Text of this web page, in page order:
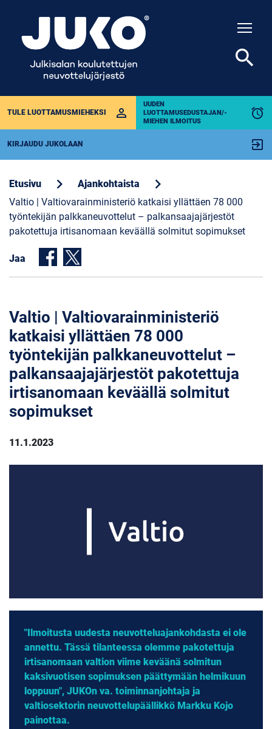
TULE LUOTTAMUSMIEHEKSI perm_identity
UUDEN
LUOTTAMUSEDUSTAJAN/-
MIEHEN ILMOITUS
alarm
KIRJAUDU JUKOLAAN exit_to_app
search
Etusivu chevron_right Ajankohtaista chevron_right
Valtio | Valtiovarainministeriö katkaisi yllättäen 78 000
työntekijän palkkaneuvottelut – palkansaajajärjestöt
pakotettuja irtisanomaan keväällä solmitut sopimukset
Jaa
Valtio | Valtiovarainministeriö
katkaisi yllättäen 78 000
työntekijän palkkaneuvottelut –
palkansaajajärjestöt pakotettuja
irtisanomaan keväällä solmitut
sopimukset
11.1.2023
"Ilmoitusta uudesta neuvotteluajankohdasta ei ole
annettu. Tässä tilanteessa olemme pakotettuja
irtisanomaan valtion viime keväänä solmitun
kaksivuotisen sopimuksen päättymään helmikuun
loppuun", JUKOn va. toiminnanjohtaja ja
valtiosektorin neuvottelupäällikkö Markku Kojo
painottaa.